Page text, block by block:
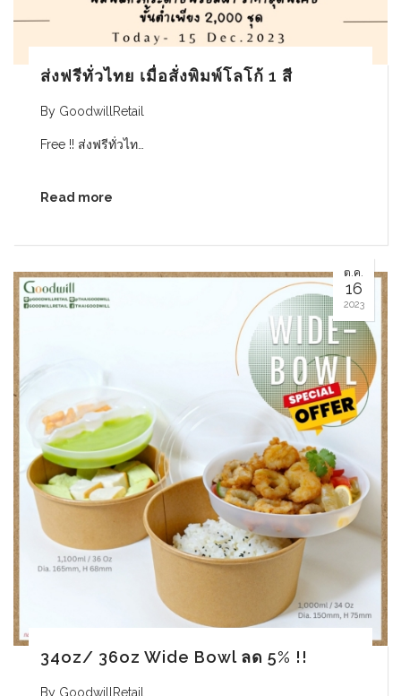
ส่งฟรีทั่วไทย เมื่อสั่งพิมพ์โลโก้ 1 สี
By GoodwillRetail
Free !! ส่งฟรีทั่วไท…
Read more
ต.ค.
16
2023
34oz/ 36oz Wide Bowl ลด 5% !!
By GoodwillRetail